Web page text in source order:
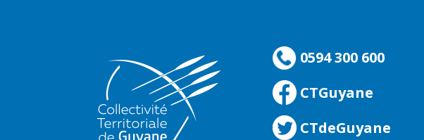
0594 300 600
CTGuyane
CTdeGuyane